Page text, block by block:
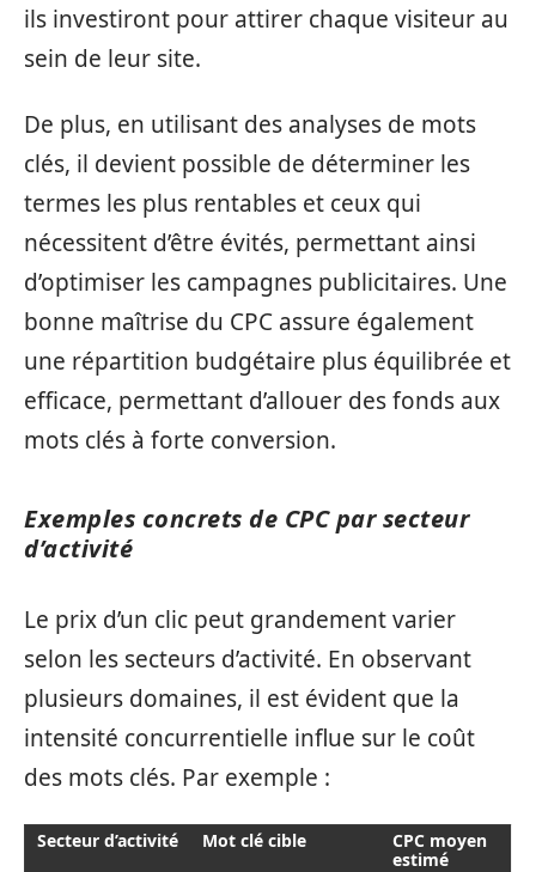
ils investiront pour attirer chaque visiteur au
sein de leur site.
De plus, en utilisant des analyses de mots
clés, il devient possible de déterminer les
termes les plus rentables et ceux qui
nécessitent d’être évités, permettant ainsi
d’optimiser les campagnes publicitaires. Une
bonne maîtrise du CPC assure également
une répartition budgétaire plus équilibrée et
efficace, permettant d’allouer des fonds aux
mots clés à forte conversion.
Exemples concrets de CPC par secteur
d’activité
Le prix d’un clic peut grandement varier
selon les secteurs d’activité. En observant
plusieurs domaines, il est évident que la
intensité concurrentielle influe sur le coût
des mots clés. Par exemple :
Secteur d’activité Mot clé cible
CPC moyen
estimé